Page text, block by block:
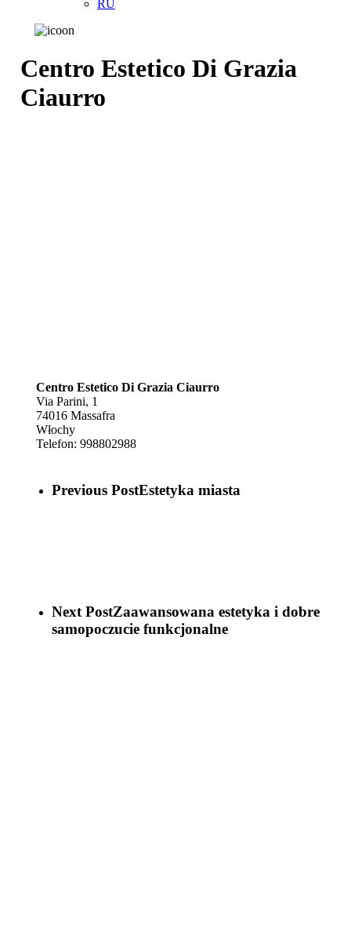
RU
Centro Estetico Di Grazia
Ciaurro
Centro Estetico Di Grazia Ciaurro
Via Parini, 1
74016 Massafra
Włochy
Telefon: 998802988
Previous PostEstetyka miasta
Next PostZaawansowana estetyka i dobre
samopoczucie funkcjonalne